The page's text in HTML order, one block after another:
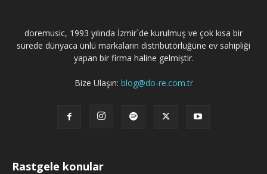
doremusic, 1993 yılında İzmir`de kurulmuş ve çok kısa bir
sürede dünyaca ünlü markaların distribütörlüğüne ev sahipliği
yapan bir firma haline gelmiştir.
Bize Ulaşın: blog@do-re.com.tr
Rastgele konular